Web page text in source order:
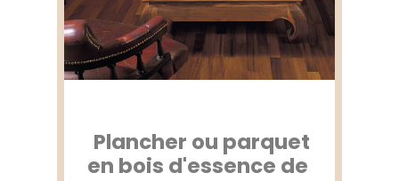
Plancher ou parquet
en bois d'essence de